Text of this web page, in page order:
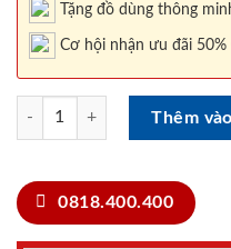
Tặng đồ dùng thông
Cơ hội nhận ưu đãi
Cửa nhựa ABS Hàn Quốc
Thêm
0818.400.400